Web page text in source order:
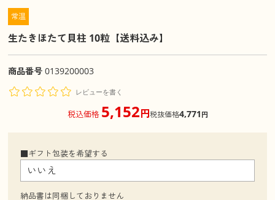
常温
生たきほたて貝柱 10粒【送料込み】
商品番号 0139200003
レビューを書く
税込価格 5,152円税抜価格4,771 円
■ギフト包装を希望する
納品書は同梱しておりません